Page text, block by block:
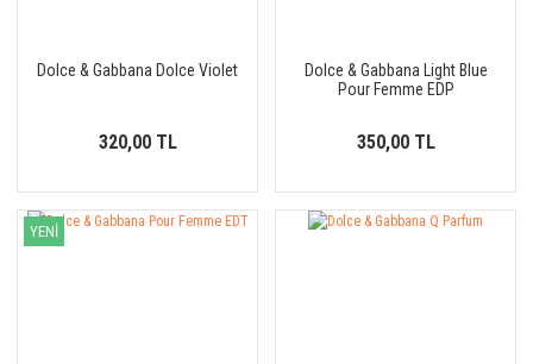
Dolce & Gabbana Dolce Violet
320,00 TL
Dolce & Gabbana Light Blue
Pour Femme EDP
350,00 TL
YENİ